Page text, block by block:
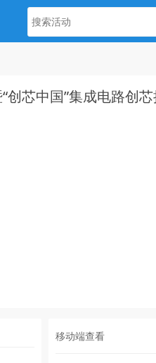
创芯中国”集成电路创
移动端查看